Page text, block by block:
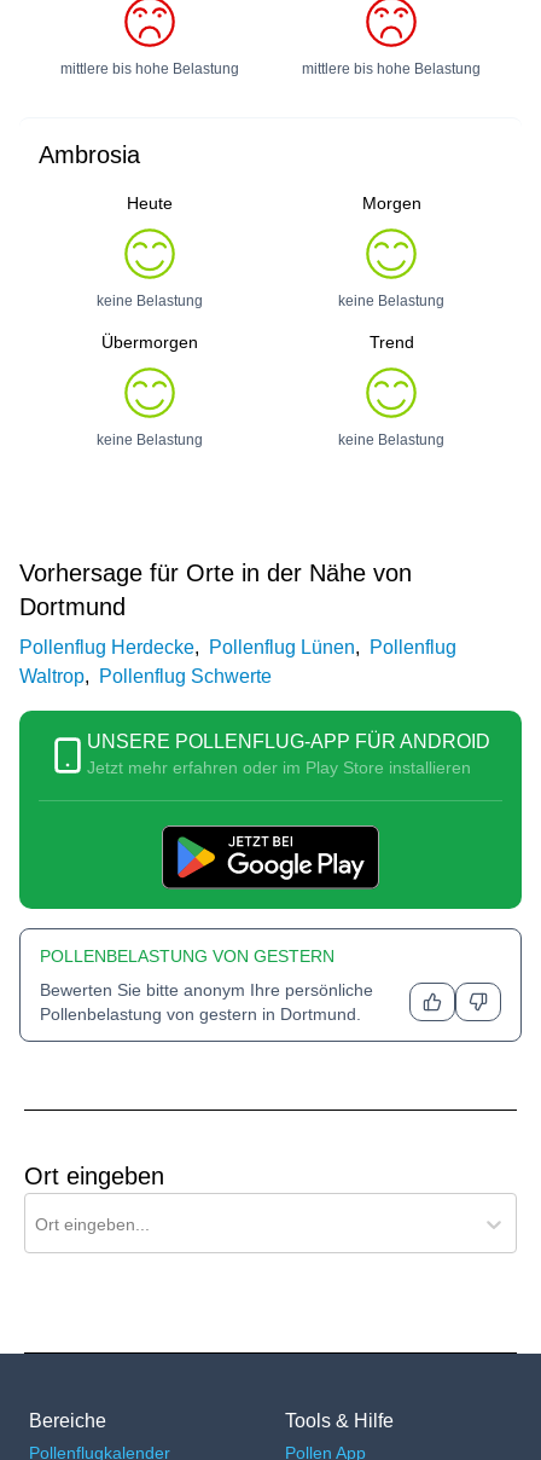
mittlere bis hohe Belastung mittlere bis hohe Belastung
Ambrosia
Heute
keine Belastung
Morgen
keine Belastung
Übermorgen
keine Belastung
Trend
keine Belastung
Vorhersage für Orte in der Nähe von
Dortmund
Pollenflug Herdecke, Pollenflug Lünen,
Pollenflug
Waltrop, Pollenflug Schwerte
UNSERE POLLENFLUG-APP FÜR ANDROID
Jetzt mehr erfahren oder im Play Store installieren
POLLENBELASTUNG VON GESTERN
Bewerten Sie bitte anonym Ihre persönliche
Pollenbelastung von gestern in Dortmund.
Ort eingeben
Ort eingeben...
Bereiche
Pollenflugkalender
Tools & Hilfe
Pollen App